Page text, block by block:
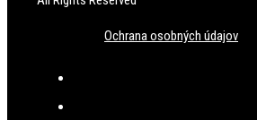
Ochrana osobných údajov